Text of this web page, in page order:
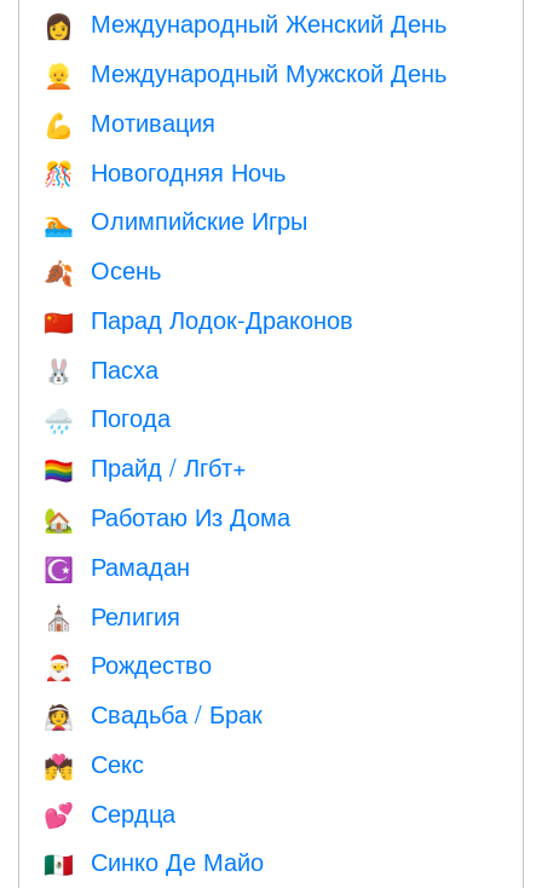
👩 Международный Женский День
👱 Международный Мужской День
💪 Мотивация
🎊 Новогодняя Ночь
🏊 Олимпийские Игры
🍂 Осень
🇨🇳 Парад Лодок-Драконов
🐰 Пасха
🌧 Погода
🏳️‍🌈 Прайд / Лгбт+
🏡 Работаю Из Дома
☪️ Рамадан
⛪️ Религия
🎅 Рождество
👰 Свадьба / Брак
💏 Секс
💕 Сердца
🇲🇽 Синко Де Майо